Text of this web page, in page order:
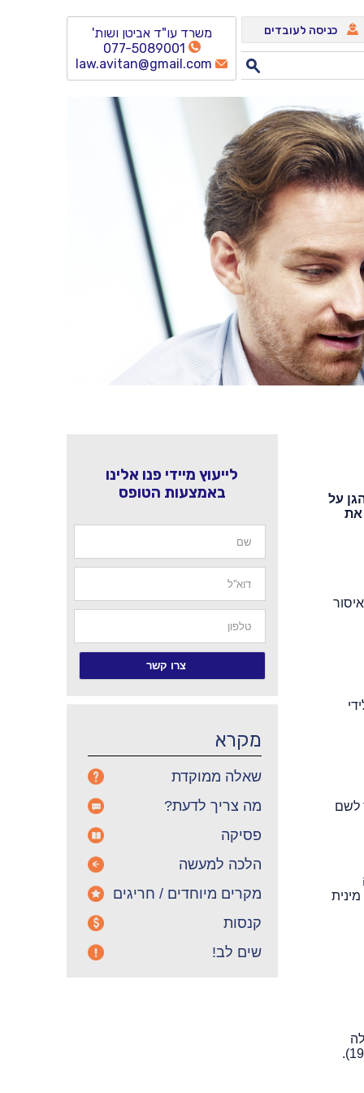
משרד עו"ד אביטן ושות'
077-5089001
law.avitan@gmail.com
כניסה לעובדים
להגן על
את
האיסור
לידי
לשם
לייעוץ מיידי פנו אלינו
באמצעות הטופס
מקרא
שאלה ממוקדת
מה צריך לדעת?
פסיקה
הלכה למעשה
מקרים מיוחדים / חריגים
קנסות
שים לב!